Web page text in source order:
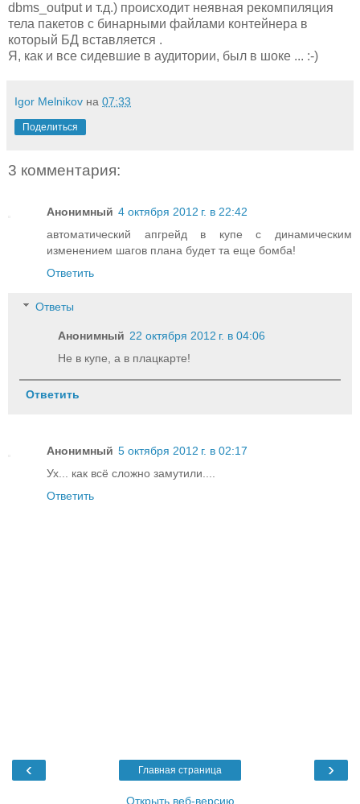
dbms_output и т.д.) происходит неявная рекомпиляция
тела пакетов с бинарными файлами контейнера в
который БД вставляется .
Я, как и все сидевшие в аудитории, был в шоке ... :-)
Igor Melnikov на 07:33
Поделиться
3 комментария:
Анонимный 4 октября 2012 г. в 22:42
автоматический апгрейд в купе с динамическим
изменением шагов плана будет та еще бомба!
Ответить
Ответы
Анонимный 22 октября 2012 г. в 04:06
Не в купе, а в плацкарте!
Ответить
Анонимный 5 октября 2012 г. в 02:17
Ух... как всё сложно замутили....
Ответить
‹ ›
Главная страница
Открыть веб-версию